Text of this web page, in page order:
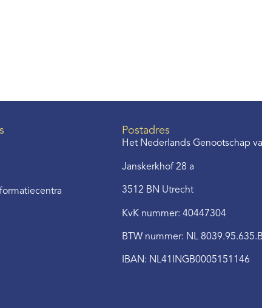
Postadres
Het Nederlands Genootschap
Janskerkhof 28 a
3512 BN Utrecht
KvK nummer: 40447304
BTW nummer: NL
IBAN: NL41INGB0005151146